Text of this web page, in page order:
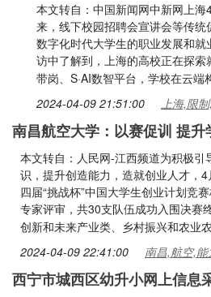
本文转自：中国新闻网中新网上
来，线下校园招聘会宣讲会等传
数字化时代大学生的职业发展和
访中了解到，上海的高校正在探
带岗、S·AI数智平台，学校在云端
2024-04-09 21:51:00 上海,限
南昌航空大学：以赛促训 提升
本文转自：人民网-江西频道为积极引
识，提升创造能力，造就创业人才，
四届“挑战杯”中国大学生创业计划竞
专家评审，共30支队伍成功入围决赛
创新和未来产业类、乡村振兴和农业
2024-04-09 22:41:00 南昌,航空,
西宁市城西区幼升小网上信息